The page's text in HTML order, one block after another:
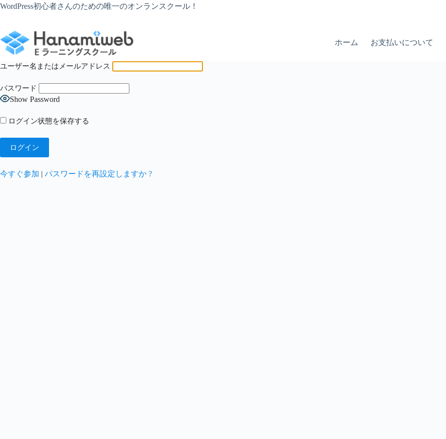
コ
ン
ツ
ス
ッ
プ
WordPress初心者さんのための唯一のオンランスクール！
ホーム お支払いについて
ユーザー名またはメールアドレス
パスワード
Show Password
ログイン状態を保存する
今すぐ参加 | パスワードを再設定しますか ?